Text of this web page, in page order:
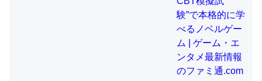
論文では「淡水はカルシウムも酸素も不足してて両方に不
利だから両方が拮抗してるのでは」とあって面白い。海に
いる鋏角類（カブトガニ・ウミグモ）はカルシウムを使わ
ずキチンを強化してる筈だが、酵素が違うのか？
─ニュース :: 【研究発表】昆虫学の大問題＝「昆虫はなぜ海にいな